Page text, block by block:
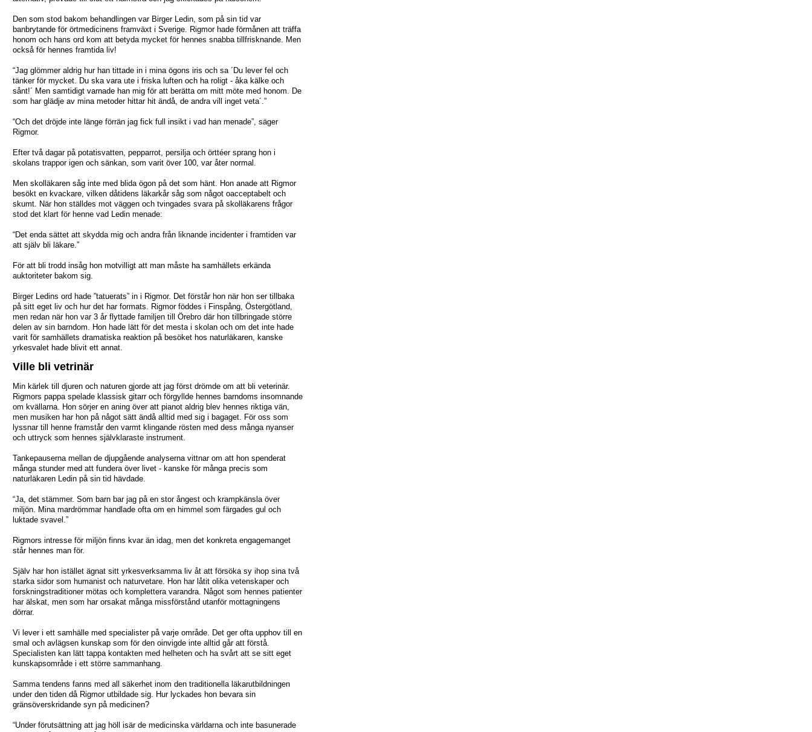
Den som stod bakom behandlingen var Birger Ledin, som på sin tid var
banbrytande för örtmedicinens framväxt i Sverige. Rigmor hade förmånen att träffa
honom och hans ord kom att betyda mycket för hennes snabba tillfrisknande. Men
också för hennes framtida liv!
“Jag glömmer aldrig hur han tittade in i mina ögons iris och sa ´Du lever fel och
tänker för mycket. Du ska vara ute i friska luften och ha roligt - åka kälke och
sånt!´ Men samtidigt varnade han mig för att berätta om mitt möte med honom. De
som har glädje av mina metoder hittar hit ändå, de andra vill inget veta´.”
“Och det dröjde inte länge förrän jag fick full insikt i vad han menade”, säger
Rigmor.
Efter två dagar på potatisvatten, pepparrot, persilja och örttéer sprang hon i
skolans trappor igen och sänkan, som varit över 100, var åter normal.
Men skolläkaren såg inte med blida ögon på det som hänt. Hon anade att Rigmor
besökt en kvackare, vilken dåtidens läkarkår såg som något oacceptabelt och
skumt. När hon ställdes mot väggen och tvingades svara på skolläkarens frågor
stod det klart för henne vad Ledin menade:
“Det enda sättet att skydda mig och andra från liknande incidenter i framtiden var
att själv bli läkare.”
För att bli trodd insåg hon motvilligt att man måste ha samhällets erkända
auktoriteter bakom sig.
Birger Ledins ord hade ”tatuerats” in i Rigmor. Det förstår hon när hon ser tillbaka
på sitt eget liv och hur det har formats. Rigmor föddes i Finspång, Östergötland,
men redan när hon var 3 år flyttade familjen till Örebro där hon tillbringade större
delen av sin barndom. Hon hade lätt för det mesta i skolan och om det inte hade
varit för samhällets dramatiska reaktion på besöket hos naturläkaren, kanske
yrkesvalet hade blivit ett annat.
Ville bli vetrinär
Min kärlek till djuren och naturen gjorde att jag först drömde om att bli veterinär.
Rigmors pappa spelade klassisk gitarr och förgyllde hennes barndoms insomnande
om kvällarna. Hon sörjer en aning över att pianot aldrig blev hennes riktiga vän,
men musiken har hon på något sätt ändå alltid med sig i bagaget. För oss som
lyssnar till henne framstår den varmt klingande rösten med dess många nyanser
och uttryck som hennes självklaraste instrument.
Tankepauserna mellan de djupgående analyserna vittnar om att hon spenderat
många stunder med att fundera över livet - kanske för många precis som
naturläkaren Ledin på sin tid hävdade.
“Ja, det stämmer. Som barn bar jag på en stor ångest och krampkänsla över
miljön. Mina mardrömmar handlade ofta om en himmel som färgades gul och
luktade svavel.”
Rigmors intresse för miljön finns kvar än idag, men det konkreta engagemanget
står hennes man för.
Själv har hon istället ägnat sitt yrkesverksamma liv åt att försöka sy ihop sina två
starka sidor som humanist och naturvetare. Hon har låtit olika vetenskaper och
forskningstraditioner mötas och komplettera varandra. Något som hennes patienter
har älskat, men som har orsakat många missförstånd utanför mottagningens
dörrar.
Vi lever i ett samhälle med specialister på varje område. Det ger ofta upphov till en
smal och avlägsen kunskap som för den oinvigde inte alltid går att förstå.
Specialisten kan lätt tappa kontakten med helheten och ha svårt att se sitt eget
kunskapsområde i ett större sammanhang.
Samma tendens fanns med all säkerhet inom den traditionella läkarutbildningen
under den tiden då Rigmor utbildade sig. Hur lyckades hon bevara sin
gränsöverskridande syn på medicinen?
“Under förutsättning att jag höll isär de medicinska världarna och inte basunerade